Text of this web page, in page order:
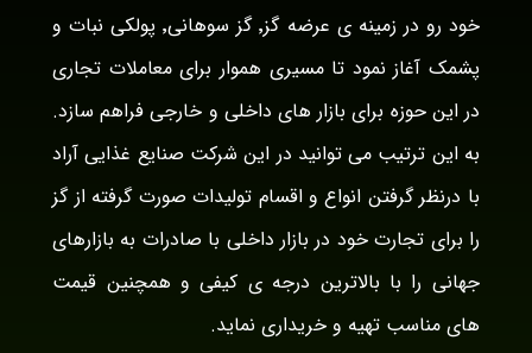
خود رو در زمینه ی عرضه گز٬ گز سوهانی٬ پولکی نبات و
پشمک آغاز نمود تا مسیری هموار برای معاملات تجاری
در این حوزه برای بازار های داخلی و خارجی فراهم سازد.
به این ترتیب می توانید در این شرکت صنایع غذایی آراد
با درنظر گرفتن انواع و اقسام تولیدات صورت گرفته از گز
را برای تجارت خود در بازار داخلی با صادرات به بازارهای
جهانی را با بالاترین درجه ی کیفی و همچنین قیمت
های مناسب تهیه و خریداری نماید.